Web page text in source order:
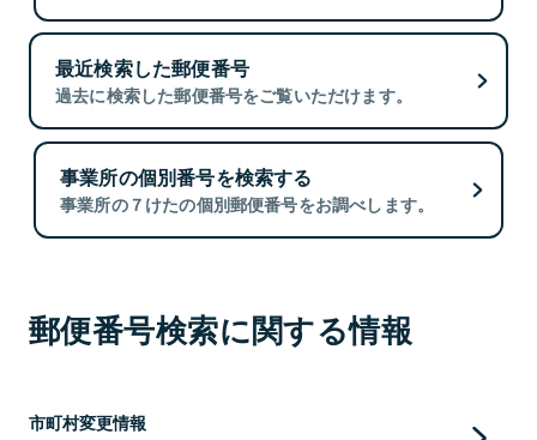
最近検索した郵便番号
過去に検索した郵便番号をご覧いただけます。
事業所の個別番号を検索する
事業所の７けたの個別郵便番号をお調べします。
郵便番号検索に関する情報
市町村変更情報